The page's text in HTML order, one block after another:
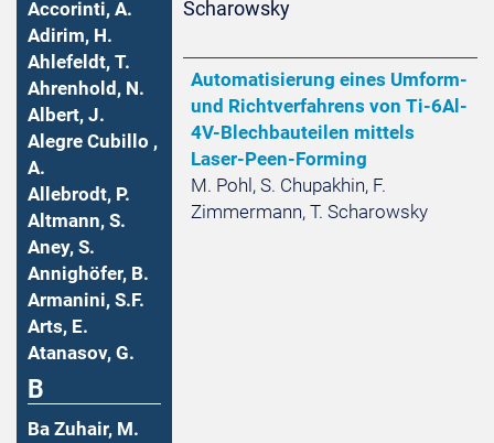
Accorinti, A.
Adirim, H.
Ahlefeldt, T.
Ahrenhold, N.
Albert, J.
Alegre Cubillo ,
A.
Allebrodt, P.
Altmann, S.
Aney, S.
Annighöfer, B.
Armanini, S.F.
Arts, E.
Atanasov, G.
B
Ba Zuhair, M.
Scharowsky
Automatisierung eines Umform-
und Richtverfahrens von Ti-6Al-
4V-Blechbauteilen mittels
Laser-Peen-Forming
M. Pohl, S. Chupakhin, F.
Zimmermann, T. Scharowsky